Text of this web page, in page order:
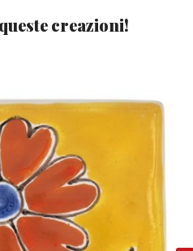
creazioni!